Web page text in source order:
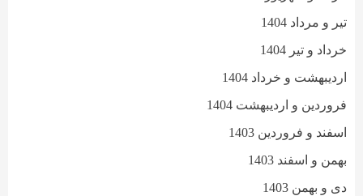
تیر و مرداد 1404
خرداد و تیر 1404
اردیبهشت و خرداد 1404
فروردین و اردیبهشت 1404
اسفند و فروردین 1403
بهمن و اسفند 1403
دی و بهمن 1403